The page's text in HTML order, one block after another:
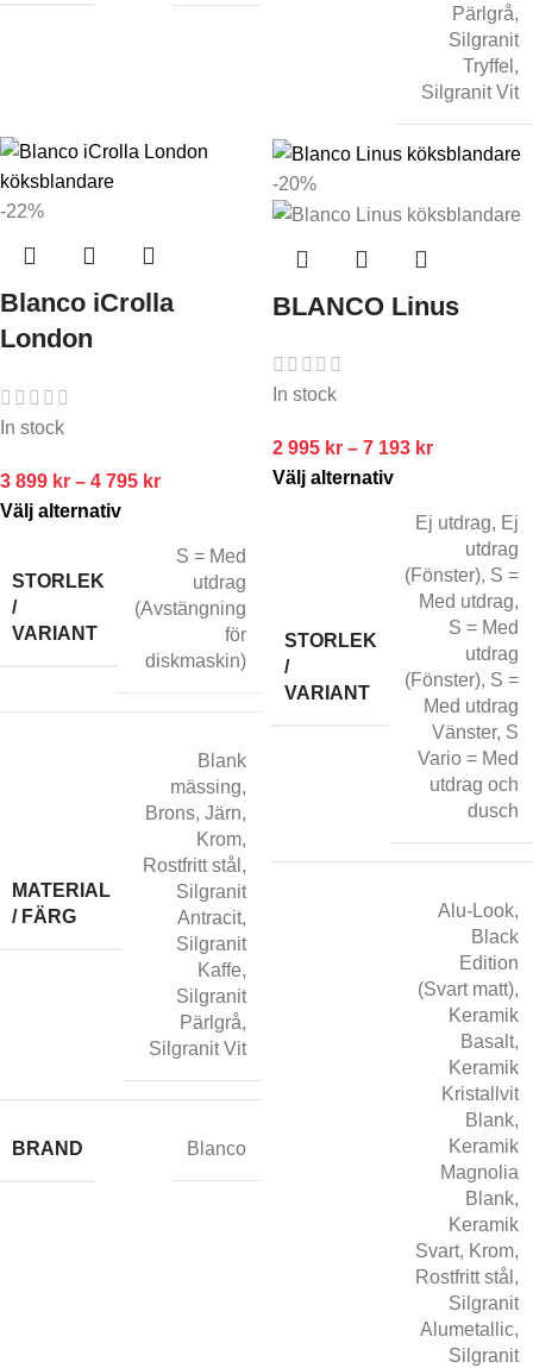
Pärlgrå,
Silgranit
Tryffel ,
Silgranit Vit
-22%
Blanco iCrolla
London
In stock
3 899 kr – 4 795 kr
Välj alternativ
STORLEK
/
VARIANT
S = Med
utdrag
(Avstängning
för
diskmaskin)
MATERIAL
/ FÄRG
Blank
mässing,
Brons, Järn,
Krom,
Rostfritt stål ,
Silgranit
Antracit,
Silgranit
Kaffe,
Silgranit
Pärlgrå,
Silgranit Vit
BRAND Blanco
-20%
BLANCO Linus
In stock
2 995 kr – 7 193 kr
Välj alternativ
STORLEK
/
VARIANT
Ej utdrag, Ej
utdrag
(Fönster), S =
Med utdrag,
S = Med
utdrag
(Fönster), S =
Med utdrag
Vänster, S
Vario = Med
utdrag och
dusch
Alu-Look,
Black
Edition
(Svart matt),
Keramik
Basalt,
Keramik
Kristallvit
Blank,
Keramik
Magnolia
Blank,
Keramik
Svart, Krom,
Rostfritt stål ,
Silgranit
Alumetallic,
Silgranit